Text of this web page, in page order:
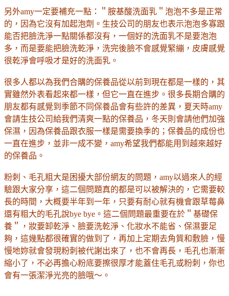
另外amy一定要補充一點：＂胺基酸洗面乳＂泡泡不多是正常
的，因為它沒有加起泡劑。生技公司的朋友也表示泡泡多寡跟
能否把臉洗淨一點關係都沒有，一個好的洗面乳不是要泡泡
多，而是要能把臉洗乾淨，洗完後臉不會感覺緊繃，皮膚感覺
很乾淨會呼吸才是好的洗面乳。
很多人都以為我們合購的保養品從以前到現在都是一樣的，其
實雖然外表看起來都一樣，但它一直在進步。很多長期合購的
朋友都有感覺到季節不同保養品會有些許的差異，夏天時amy
會請生技公司給我們清爽一點的保養品，冬天則會請他們加強
保濕，因為保養品跟衣服一樣是需要換季的；保養品的成份也
一直在進步，並非一成不變，amy希望我們都能用到越來越好
的保養品。
粉刺、毛孔粗大是困擾大部份網友的問題，amy以過來人的經
驗跟大家分享，這二個問題真的都是可以被解決的，它需要較
長的時間，大概要半年到一年，只要有耐心就有機會跟草莓鼻
還有粗大的毛孔說bye bye。這二個問題最重要在於＂基礎保
養＂，妝要卸乾淨、臉要洗乾淨、化妝水不能省、保濕要足
夠，這幾點都很確實的做到了，再加上定期去角質和敷臉，慢
慢地妳就會發現粉刺被代謝出來了，也不會再長，毛孔也漸漸
縮小了，不必再擔心粉底要擦很厚才能蓋住毛孔或粉刺，你也
會有一張潔淨光亮的臉哦～。